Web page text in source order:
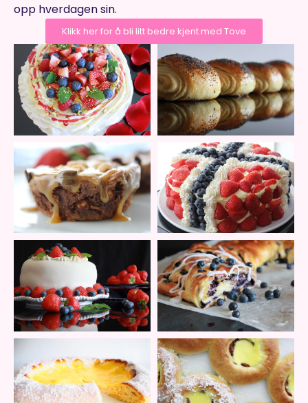
opp hverdagen sin.
Klikk her for å bli litt bedre kjent med Tove